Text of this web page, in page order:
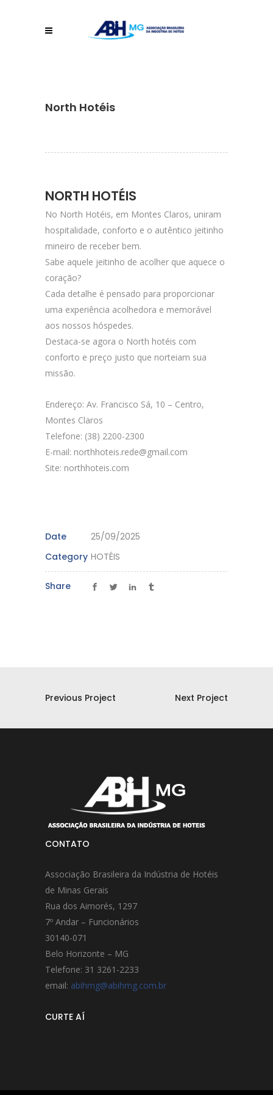
North Hotéis
NORTH HOTÉIS
No North Hotéis, em Montes Claros, uniram
hospitalidade, conforto e o autêntico jeitinho
mineiro de receber bem.
Sabe aquele jeitinho de acolher que aquece o
coração?
Cada detalhe é pensado para proporcionar
uma experiência acolhedora e memorável
aos nossos hóspedes.
Destaca-se agora o North hotéis com
conforto e preço justo que norteiam sua
missão.
Endereço: Av. Francisco Sá, 10 – Centro,
Montes Claros
Telefone: (38) 2200-2300
E-mail: northhoteis.rede@gmail.com
Site: northhoteis.com
Date
25/09/2025
Category HOTÉIS
Share
Previous Project Next Project
CONTATO
Associação Brasileira da Indústria de Hotéis
de Minas Gerais
Rua dos Aimorés, 1297
7º Andar – Funcionários
30140-071
Belo Horizonte – MG
Telefone: 31 3261-2233
email: abihmg@abihmg.com.br
CURTE AÍ